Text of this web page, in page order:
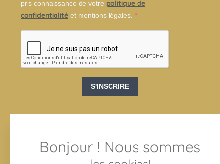
Bonjour ! Nous sommes
pris connaissance de votre politique de
confidentialité et mentions légales.
S'INSCRIRE
SUIVEZ-NOUS